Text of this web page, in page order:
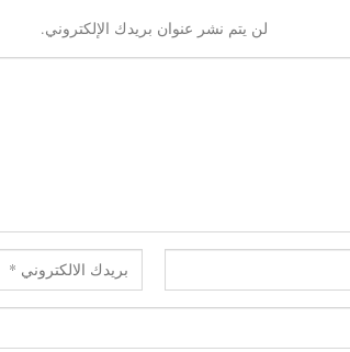
لن يتم نشر عنوان بريدك الإلكتروني.